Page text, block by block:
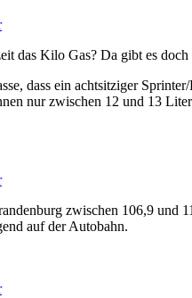
das Kilo Gas? Da gibt es doch
dass ein achtsitziger
nur zwischen 12 und 13
zwischen 106,9 und
auf der Autobahn.